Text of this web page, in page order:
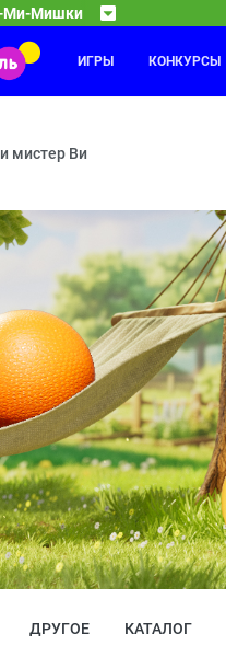
Ми-Мишки
малыши!
ИГРЫ КОНКУРСЫ
мистер Ви
ДРУГОЕ КАТАЛОГ